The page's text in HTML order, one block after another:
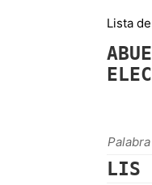
Lista
Palabra
LIS